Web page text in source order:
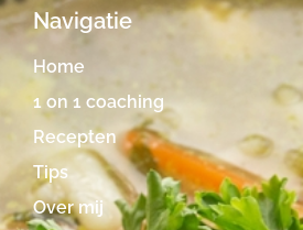
Navigatie
Home
1 on 1 coaching
Recepten
Tips
Over mij